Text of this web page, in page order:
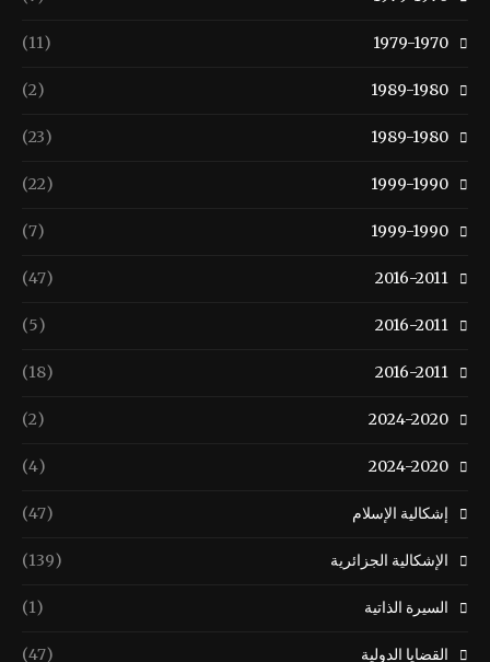
1979-1970
(11)
1989-1980
(2)
1989-1980
(23)
1999-1990
(22)
1999-1990
(7)
2016-2011
(47)
2016-2011
(5)
2016-2011
(18)
2024-2020
(2)
2024-2020
(4)
إشكالية الإسلام (47)
الإشكالية الجزائرية (139)
السيرة الذاتية (1)
القضايا الدولية (47)